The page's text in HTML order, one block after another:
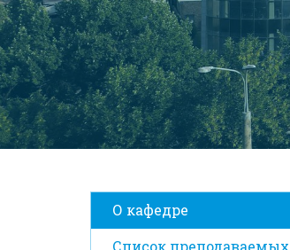
О кафедре
Список преподаваемых